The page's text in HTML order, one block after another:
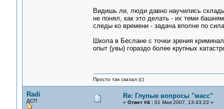
Видишь ли, люди давно научились
не понял, как это делать - их теми
следы ко времени - задача вполне по
Школа в Беслане с точки зрения
опыт (увы) гораздо более крупных
Просто так сказал (с)
Radi
ДСП
Re: Глупые вопросы "масс"
« Ответ #4 :01 Мая 2007, 13:43:23 »